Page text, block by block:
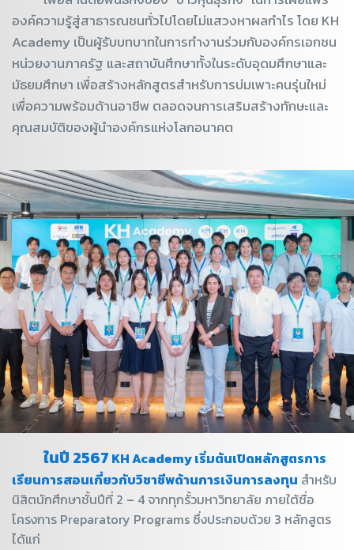
องค์ความรู้สู่สาธารณชนทั่วไปโดยไม่แสวงหาผลกำไร โดย KH
Academy เป็นผู้รับบทบาทในการทำงานร่วมกับองค์กรเอกชน
หน่วยงานภาครัฐ และสถาบันศึกษาทั้งในระดับอุดมศึกษาและ
มัธยมศึกษา เพื่อสร้างหลักสูตรสำหรับการบ่มเพาะคนรุ่นใหม่
เพื่อความพร้อมด้านอาชีพ ตลอดจนการเสริมสร้างทักษะและ
คุณสมบัติของผู้นำองค์กรแห่งโลกอนาคต
ในปี 2567 KH Academy เริ่มต้นเปิดหลักสูตรการ
เรียนการสอนเกี่ยวกับวิชาชีพด้านการเงินการลงทุน สำหรับ
นิสิตนักศึกษาชั้นปีที่ 2 – 4 จากทุกรั้วมหาวิทยาลัย ภายใต้ชื่อ
โครงการ Preparatory Programs ซึ่งประกอบด้วย 3 หลักสูตร
ได้แก่